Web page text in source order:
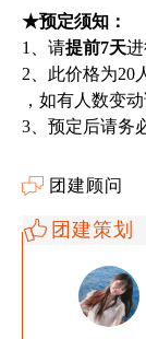
★预定须知：
1、请提前7天进
2、此价格为20
，如有人数变
3、预定后请务
团建顾问
团建策划